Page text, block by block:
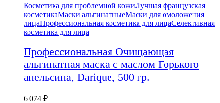
Косметика для проблемной кожиЛучшая французская
косметикаМаски альгинатныеМаски для омоложения
лицаПрофессиональная косметика для лицаСелективная
косметика для лица
Профессиональная Очищающая
альгинатная маска с маслом Горького
апельсина, Darique, 500 гр.
6 074 ₽